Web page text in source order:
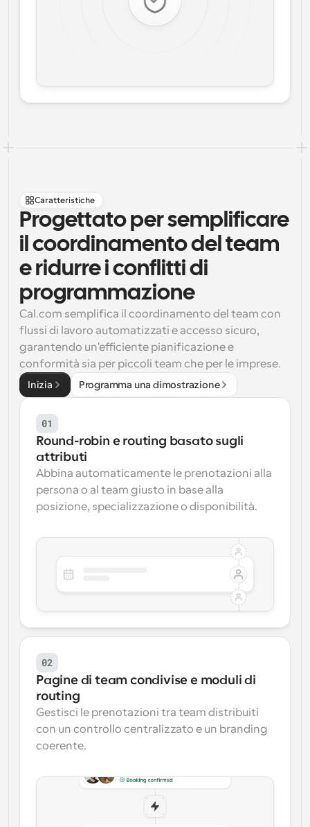
Caratteristiche
Progettato per semplificare
il coordinamento del team
e ridurre i conflitti di
programmazione
Cal.com semplifica il coordinamento del team con
flussi di lavoro automatizzati e accesso sicuro,
garantendo un'efficiente pianificazione e
conformità sia per piccoli team che per le imprese.
Inizia Programma una dimostrazione
01
Round-robin e routing basato sugli
attributi
Abbina automaticamente le prenotazioni alla
persona o al team giusto in base alla
posizione, specializzazione o disponibilità.
02
Pagine di team condivise e moduli di
routing
Gestisci le prenotazioni tra team distribuiti
con un controllo centralizzato e un branding
coerente.